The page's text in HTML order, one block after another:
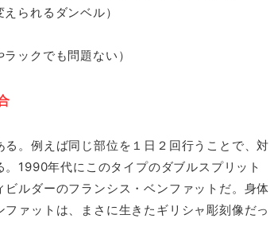
られるダンベル）
ックでも問題ない）
。例えば同じ部位を１日２回行うことで、対
1990年代にこのタイプのダブルスプリット
ルダーのフランシス・ベンファットだ。身体
ァットは、まさに生きたギリシャ彫刻像だっ